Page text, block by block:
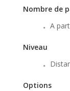
Nombre de
A
Niveau
Options